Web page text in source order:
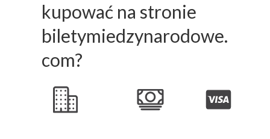
kupować na stronie
biletymiedzynarodowe.
com?